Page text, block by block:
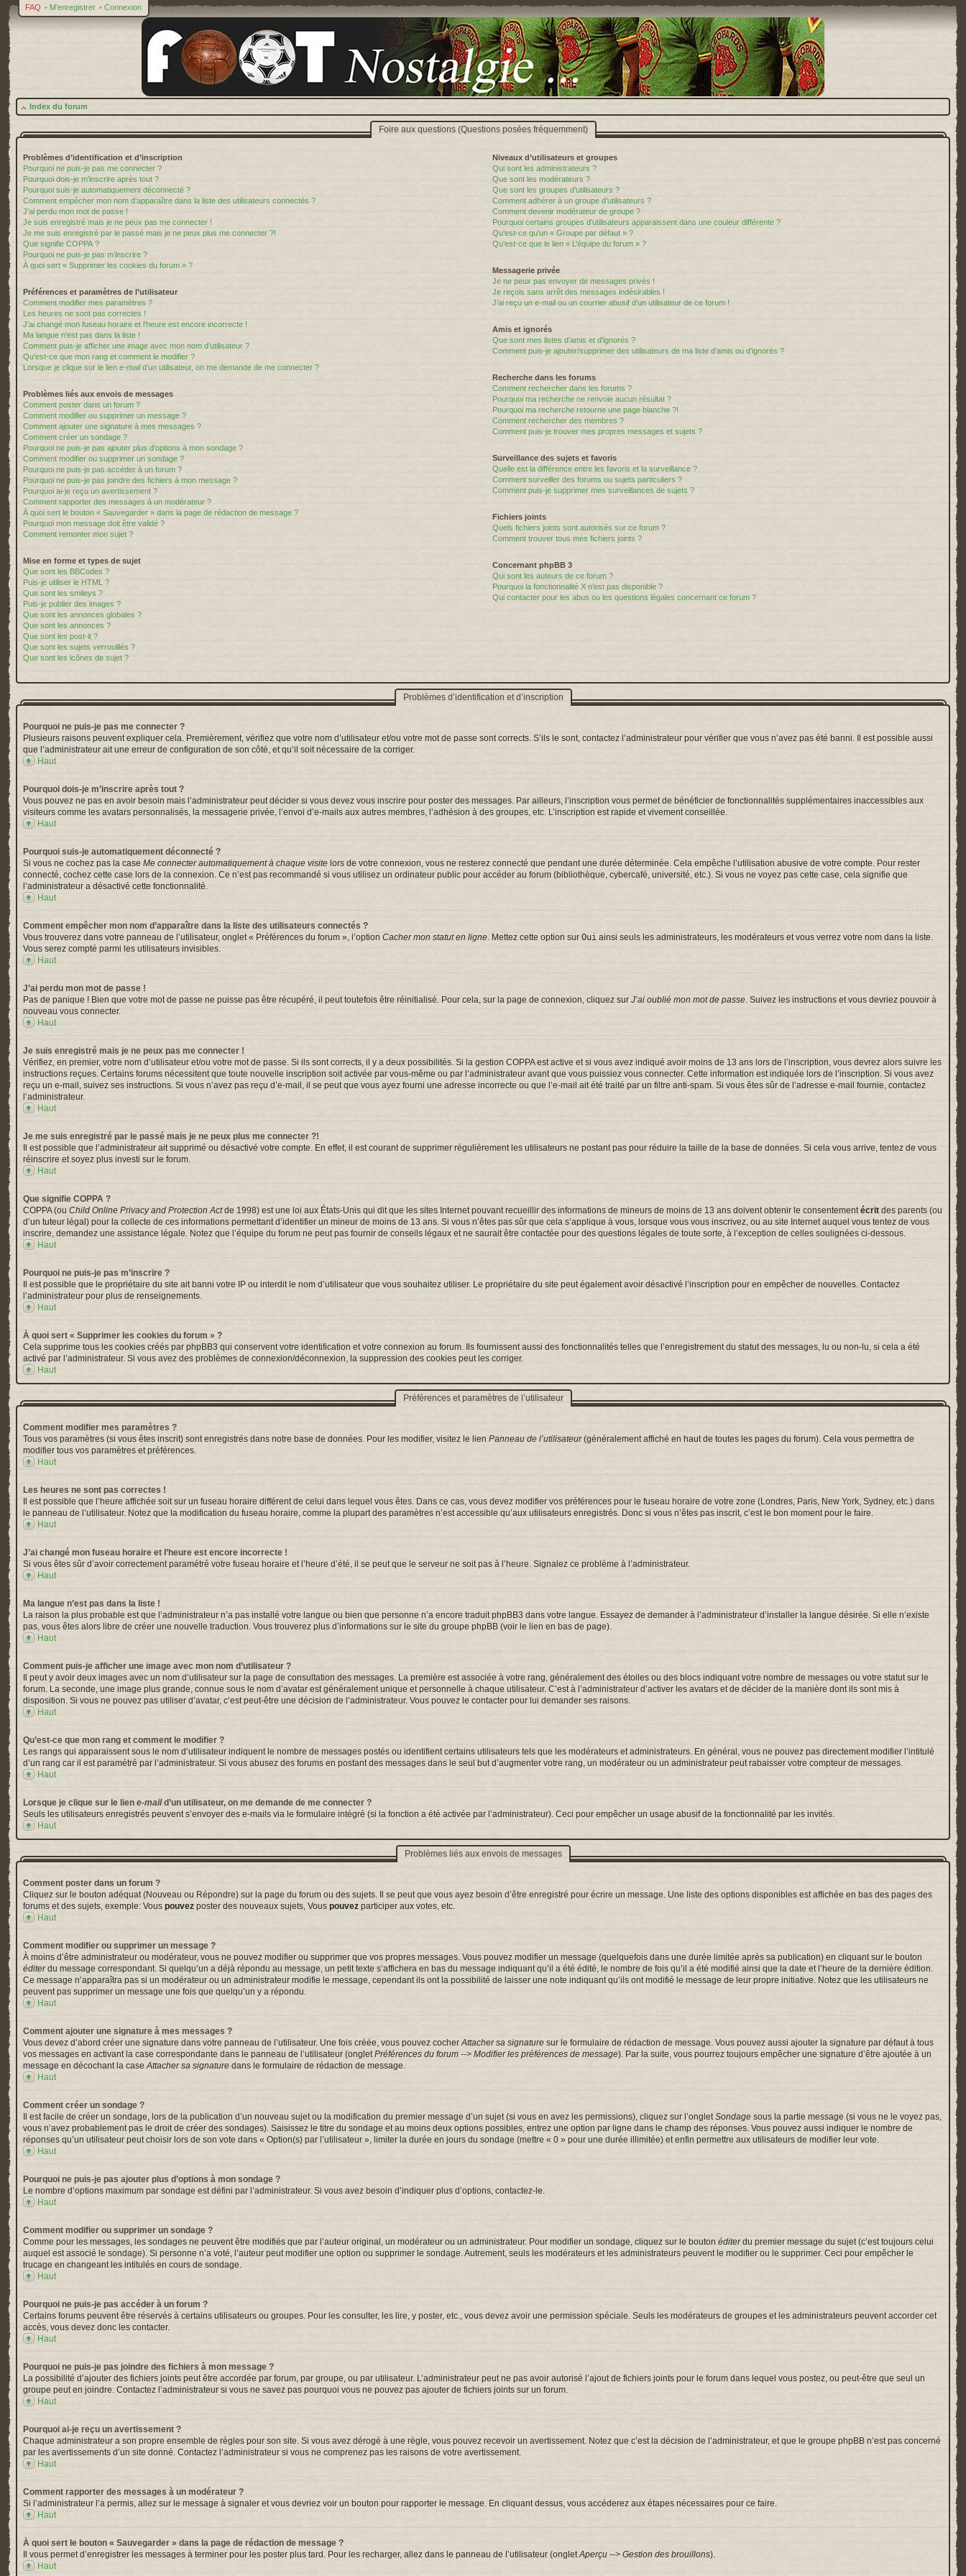
FAQ • M’enregistrer • Connexion
Index du forum
Foire aux questions (Questions posées fréquemment)
Problèmes d’identification et d’inscription
Pourquoi ne puis-je pas me connecter ?
Pourquoi dois-je m’inscrire après tout ?
Pourquoi suis-je automatiquement déconnecté ?
Comment empêcher mon nom d’apparaître dans la liste des utilisateurs connectés ?
J’ai perdu mon mot de passe !
Je suis enregistré mais je ne peux pas me connecter !
Je me suis enregistré par le passé mais je ne peux plus me connecter ?!
Que signifie COPPA ?
Pourquoi ne puis-je pas m’inscrire ?
À quoi sert « Supprimer les cookies du forum » ?
Préférences et paramètres de l’utilisateur
Comment modifier mes paramètres ?
Les heures ne sont pas correctes !
J’ai changé mon fuseau horaire et l’heure est encore incorrecte !
Ma langue n’est pas dans la liste !
Comment puis-je afficher une image avec mon nom d’utilisateur ?
Qu’est-ce que mon rang et comment le modifier ?
Lorsque je clique sur le lien e-maild’un utilisateur, on me demande de me connecter ?
Problèmes liés aux envois de messages
Comment poster dans un forum ?
Comment modifier ou supprimer un message ?
Comment ajouter une signature à mes messages ?
Comment créer un sondage ?
Pourquoi ne puis-je pas ajouter plus d’options à mon sondage ?
Comment modifier ou supprimer un sondage ?
Pourquoi ne puis-je pas accéder à un forum ?
Pourquoi ne puis-je pas joindre des fichiers à mon message ?
Pourquoi ai-je reçu un avertissement ?
Comment rapporter des messages à un modérateur ?
À quoi sert le bouton « Sauvegarder » dans la page de rédaction de message ?
Pourquoi mon message doit être validé ?
Comment remonter mon sujet ?
Mise en forme et types de sujet
Que sont les BBCodes ?
Puis-je utiliser le HTML ?
Que sont les smileys ?
Puis-je publier des images ?
Que sont les annonces globales ?
Que sont les annonces ?
Que sont les post-it ?
Que sont les sujets verrouillés ?
Que sont les icônes de sujet ?
Niveaux d’utilisateurs et groupes
Qui sont les administrateurs ?
Que sont les modérateurs ?
Que sont les groupes d’utilisateurs ?
Comment adhérer à un groupe d’utilisateurs ?
Comment devenir modérateur de groupe ?
Pourquoi certains groupes d’utilisateurs apparaissent dans une couleur différente ?
Qu’est-ce qu’un « Groupe par défaut » ?
Qu’est-ce que le lien « L’équipe du forum » ?
Messagerie privée
Je ne peux pas envoyer de messages privés !
Je reçois sans arrêt des messages indésirables !
J’ai reçu un e-mail ou un courrier abusif d’un utilisateur de ce forum !
Amis et ignorés
Que sont mes listes d’amis et d’ignorés ?
Comment puis-je ajouter/supprimer des utilisateurs de ma liste d’amis ou d’ignorés ?
Recherche dans les forums
Comment rechercher dans les forums ?
Pourquoi ma recherche ne renvoie aucun résultat ?
Pourquoi ma recherche retourne une page blanche ?!
Comment rechercher des membres ?
Comment puis-je trouver mes propres messages et sujets ?
Surveillance des sujets et favoris
Quelle est la différence entre les favoris et la surveillance ?
Comment surveiller des forums ou sujets particuliers ?
Comment puis-je supprimer mes surveillances de sujets ?
Fichiers joints
Quels fichiers joints sont autorisés sur ce forum ?
Comment trouver tous mes fichiers joints ?
Concernant phpBB 3
Qui sont les auteurs de ce forum ?
Pourquoi la fonctionnalité X n’est pas disponible ?
Qui contacter pour les abus ou les questions légales concernant ce forum ?
Problèmes d’identification et d’inscription
Pourquoi ne puis-je pas me connecter ?
Plusieurs raisons peuvent expliquer cela. Premièrement, vérifiez que votre nom d’utilisateur et/ou votre mot de passe sont corrects. S’ils le sont, contactez l’administrateur pour vérifier que vous n’avez pas été banni. Il est possible aussi
que l’administrateur ait une erreur de configuration de son côté, et qu’il soit nécessaire de la corriger.
Haut
Pourquoi dois-je m’inscrire après tout ?
Vous pouvez ne pas en avoir besoin mais l’administrateur peut décider si vous devez vous inscrire pour poster des messages. Par ailleurs, l’inscription vous permet de bénéficier de fonctionnalités supplémentaires inaccessibles aux
visiteurs comme les avatars personnalisés, la messagerie privée, l’envoi d’e-mails aux autres membres, l’adhésion à des groupes, etc. L’inscription est rapide et vivement conseillée.
Haut
Pourquoi suis-je automatiquement déconnecté ?
Si vous ne cochez pas la case Me connecter automatiquement à chaque visite lors de votre connexion, vous ne resterez connecté que pendant une durée déterminée. Cela empêche l’utilisation abusive de votre compte. Pour rester
connecté, cochez cette case lors de la connexion. Ce n’est pas recommandé si vous utilisez un ordinateur public pour accéder au forum (bibliothèque, cybercafé, université, etc.). Si vous ne voyez pas cette case, cela signifie que
l’administrateur a désactivé cette fonctionnalité.
Haut
Comment empêcher mon nom d’apparaître dans la liste des utilisateurs connectés ?
Vous trouverez dans votre panneau de l’utilisateur, onglet « Préférences du forum », l’option Cacher mon statut en ligne. Mettez cette option sur Oui ainsi seuls les administrateurs, les modérateurs et vous verrez votre nom dans la liste.
Vous serez compté parmi les utilisateurs invisibles.
Haut
J’ai perdu mon mot de passe !
Pas de panique ! Bien que votre mot de passe ne puisse pas être récupéré, il peut toutefois être réinitialisé. Pour cela, sur la page de connexion, cliquez sur J’ai oublié mon mot de passe. Suivez les instructions et vous devriez pouvoir à
nouveau vous connecter.
Haut
Je suis enregistré mais je ne peux pas me connecter !
Vérifiez, en premier, votre nom d’utilisateur et/ou votre mot de passe. Si ils sont corrects, il y a deux possibilités. Si la gestion COPPA est active et si vous avez indiqué avoir moins de 13 ans lors de l’inscription, vous devrez alors suivre les
instructions reçues. Certains forums nécessitent que toute nouvelle inscription soit activée par vous-même ou par l’administrateur avant que vous puissiez vous connecter. Cette information est indiquée lors de l’inscription. Si vous avez
reçu un e-mail, suivez ses instructions. Si vous n’avez pas reçu d’e-mail, il se peut que vous ayez fourni une adresse incorrecte ou que l’e-mail ait été traité par un filtre anti-spam. Si vous êtes sûr de l’adresse e-mail fournie, contactez
l’administrateur.
Haut
Je me suis enregistré par le passé mais je ne peux plus me connecter ?!
Il est possible que l’administrateur ait supprimé ou désactivé votre compte. En effet, il est courant de supprimer régulièrement les utilisateurs ne postant pas pour réduire la taille de la base de données. Si cela vous arrive, tentez de vous
réinscrire et soyez plus investi sur le forum.
Haut
Que signifie COPPA ?
COPPA (ou Child Online Privacy and Protection Actde 1998) est une loi aux États-Unis qui dit que les sites Internet pouvant recueillir des informations de mineurs de moins de 13 ans doivent obtenir le consentementécrit des parents (ou
d’un tuteur légal) pour la collecte de ces informations permettant d’identifier un mineur de moins de 13 ans. Si vous n’êtes pas sûr que cela s’applique à vous, lorsque vous vous inscrivez, ou au site Internet auquel vous tentez de vous
inscrire, demandez une assistance légale. Notez que l’équipe du forum ne peut pas fournir de conseils légaux et ne saurait être contactée pour des questions légales de toute sorte, à l’exception de celles soulignées ci-dessous.
Haut
Pourquoi ne puis-je pas m’inscrire ?
Il est possible que le propriétaire du site ait banni votre IP ou interdit le nom d’utilisateur que vous souhaitez utiliser. Le propriétaire du site peut également avoir désactivé l’inscription pour en empêcher de nouvelles. Contactez
l’administrateur pour plus de renseignements.
Haut
À quoi sert « Supprimer les cookies du forum » ?
Cela supprime tous les cookies créés par phpBB3 qui conservent votre identification et votre connexion au forum. Ils fournissent aussi des fonctionnalités telles que l’enregistrement du statut des messages, lu ou non-lu, si cela a été
activé par l’administrateur. Si vous avez des problèmes de connexion/déconnexion, la suppression des cookies peut les corriger.
Haut
Préférences et paramètres de l’utilisateur
Comment modifier mes paramètres ?
Tous vos paramètres (si vous êtes inscrit) sont enregistrés dans notre base de données. Pour les modifier, visitez le lien Panneau de l’utilisateur(généralement affiché en haut de toutes les pages du forum). Cela vous permettra de
modifier tous vos paramètres et préférences.
Haut
Les heures ne sont pas correctes !
Il est possible que l’heure affichée soit sur un fuseau horaire différent de celui dans lequel vous êtes. Dans ce cas, vous devez modifier vos préférences pour le fuseau horaire de votre zone (Londres, Paris, New York, Sydney, etc.) dans
le panneau de l’utilisateur. Notez que la modification du fuseau horaire, comme la plupart des paramètres n’est accessible qu’aux utilisateurs enregistrés. Donc si vous n’êtes pas inscrit, c’est le bon moment pour le faire.
Haut
J’ai changé mon fuseau horaire et l’heure est encore incorrecte !
Si vous êtes sûr d’avoir correctement paramétré votre fuseau horaire et l’heure d’été, il se peut que le serveur ne soit pas à l’heure. Signalez ce problème à l’administrateur.
Haut
Ma langue n’est pas dans la liste !
La raison la plus probable est que l’administrateur n’a pas installé votre langue ou bien que personne n’a encore traduit phpBB3 dans votre langue. Essayez de demander à l’administrateur d’installer la langue désirée. Si elle n’existe
pas, vous êtes alors libre de créer une nouvelle traduction. Vous trouverez plus d’informations sur le site du groupe phpBB (voir le lien en bas de page).
Haut
Comment puis-je afficher une image avec mon nom d’utilisateur ?
Il peut y avoir deux images avec un nom d’utilisateur sur la page de consultation des messages. La première est associée à votre rang, généralement des étoiles ou des blocs indiquant votre nombre de messages ou votre statut sur le
forum. La seconde, une image plus grande, connue sous le nom d’avatar est généralement unique et personnelle à chaque utilisateur. C’est à l’administrateur d’activer les avatars et de décider de la manière dont ils sont mis à
disposition. Si vous ne pouvez pas utiliser d’avatar, c’est peut-être une décision de l’administrateur. Vous pouvez le contacter pour lui demander ses raisons.
Haut
Qu’est-ce que mon rang et comment le modifier ?
Les rangs qui apparaissent sous le nom d’utilisateur indiquent le nombre de messages postés ou identifient certains utilisateurs tels que les modérateurs et administrateurs. En général, vous ne pouvez pas directement modifier l’intitulé
d’un rang car il est paramétré par l’administrateur. Si vous abusez des forums en postant des messages dans le seul but d’augmenter votre rang, un modérateur ou un administrateur peut rabaisser votre compteur de messages.
Haut
Lorsque je clique sur le lien e-maild’un utilisateur, on me demande de me connecter ?
Seuls les utilisateurs enregistrés peuvent s’envoyer des e-mails via le formulaire intégré (si la fonction a été activée par l’administrateur). Ceci pour empêcher un usage abusif de la fonctionnalité par les invités.
Haut
Problèmes liés aux envois de messages
Comment poster dans un forum ?
Cliquez sur le bouton adéquat (Nouveau ou Répondre) sur la page du forum ou des sujets. Il se peut que vous ayez besoin d’être enregistré pour écrire un message. Une liste des options disponibles est affichée en bas des pages des
forums et des sujets, exemple: Vous pouvez poster des nouveaux sujets, Vous pouvez participer aux votes, etc.
Haut
Comment modifier ou supprimer un message ?
À moins d’être administrateur ou modérateur, vous ne pouvez modifier ou supprimer que vos propres messages. Vous pouvez modifier un message (quelquefois dans une durée limitée après sa publication) en cliquant sur le bouton
éditerdu message correspondant. Si quelqu’un a déjà répondu au message, un petit texte s’affichera en bas du message indiquant qu’il a été édité, le nombre de fois qu’il a été modifié ainsi que la date et l’heure de la dernière édition.
Ce message n’apparaîtra pas si un modérateur ou un administrateur modifie le message, cependant ils ont la possibilité de laisser une note indiquant qu’ils ont modifié le message de leur propre initiative. Notez que les utilisateurs ne
peuvent pas supprimer un message une fois que quelqu’un y a répondu.
Haut
Comment ajouter une signature à mes messages ?
Vous devez d’abord créer une signature dans votre panneau de l’utilisateur. Une fois créée, vous pouvez cocherAttacher sa signature sur le formulaire de rédaction de message. Vous pouvez aussi ajouter la signature par défaut à tous
vos messages en activant la case correspondante dans le panneau de l’utilisateur (ongletPréférences du forum --> Modifier les préférences de message). Par la suite, vous pourrez toujours empêcher une signature d’être ajoutée à un
message en décochant la caseAttacher sa signature dans le formulaire de rédaction de message.
Haut
Comment créer un sondage ?
Il est facile de créer un sondage, lors de la publication d’un nouveau sujet ou la modification du premier message d’un sujet (si vous en avez les permissions), cliquez sur l’ongletSondage sous la partie message (si vous ne le voyez pas,
vous n’avez probablement pas le droit de créer des sondages). Saisissez le titre du sondage et au moins deux options possibles, entrez une option par ligne dans le champ des réponses. Vous pouvez aussi indiquer le nombre de
réponses qu’un utilisateur peut choisir lors de son vote dans « Option(s) par l’utilisateur », limiter la durée en jours du sondage (mettre « 0 » pour une durée illimitée) et enfin permettre aux utilisateurs de modifier leur vote.
Haut
Pourquoi ne puis-je pas ajouter plus d’options à mon sondage ?
Le nombre d’options maximum par sondage est défini par l’administrateur. Si vous avez besoin d’indiquer plus d’options, contactez-le.
Haut
Comment modifier ou supprimer un sondage ?
Comme pour les messages, les sondages ne peuvent être modifiés que par l’auteur original, un modérateur ou un administrateur. Pour modifier un sondage, cliquez sur le bouton éditerdu premier message du sujet (c’est toujours celui
auquel est associé le sondage). Si personne n’a voté, l’auteur peut modifier une option ou supprimer le sondage. Autrement, seuls les modérateurs et les administrateurs peuvent le modifier ou le supprimer. Ceci pour empêcher le
trucage en changeant les intitulés en cours de sondage.
Haut
Pourquoi ne puis-je pas accéder à un forum ?
Certains forums peuvent être réservés à certains utilisateurs ou groupes. Pour les consulter, les lire, y poster, etc., vous devez avoir une permission spéciale. Seuls les modérateurs de groupes et les administrateurs peuvent accorder cet
accès, vous devez donc les contacter.
Haut
Pourquoi ne puis-je pas joindre des fichiers à mon message ?
La possibilité d’ajouter des fichiers joints peut être accordée par forum, par groupe, ou par utilisateur. L’administrateur peut ne pas avoir autorisé l’ajout de fichiers joints pour le forum dans lequel vous postez, ou peut-être que seul un
groupe peut en joindre. Contactez l’administrateur si vous ne savez pas pourquoi vous ne pouvez pas ajouter de fichiers joints sur un forum.
Haut
Pourquoi ai-je reçu un avertissement ?
Chaque administrateur a son propre ensemble de règles pour son site. Si vous avez dérogé à une règle, vous pouvez recevoir un avertissement. Notez que c’est la décision de l’administrateur, et que le groupe phpBB n’est pas concerné
par les avertissements d’un site donné. Contactez l’administrateur si vous ne comprenez pas les raisons de votre avertissement.
Haut
Comment rapporter des messages à un modérateur ?
Si l’administrateur l’a permis, allez sur le message à signaler et vous devriez voir un bouton pour rapporter le message. En cliquant dessus, vous accéderez aux étapes nécessaires pour ce faire.
Haut
À quoi sert le bouton « Sauvegarder » dans la page de rédaction de message ?
Il vous permet d’enregistrer les messages à terminer pour les poster plus tard. Pour les recharger, allez dans le panneau de l’utilisateur (ongletAperçu --> Gestion des brouillons).
Haut